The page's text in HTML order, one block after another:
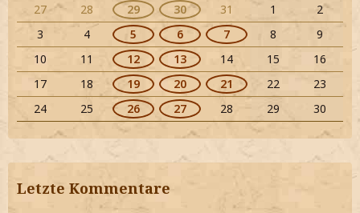
27 28 29 30 31 1
2
3
4 5 6 7 8
9
10
11 12 13 14 15
16
17
18 19 20 21 22
23
24
25 26 27 28 29 30
Letzte Kommentare